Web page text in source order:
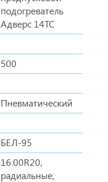
подогреватель
Адверс 14ТС
500
Пневматический
БЕЛ-95
16.00R20,
радиальные,